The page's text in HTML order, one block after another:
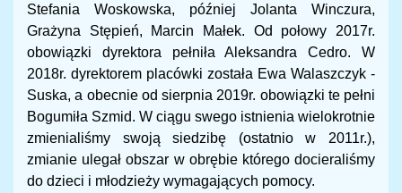
Stefania Woskowska, później Jolanta Winczura,
Grażyna Stępień, Marcin Małek. Od połowy 2017r.
obowiązki dyrektora pełniła Aleksandra Cedro. W
2018r. dyrektorem placówki została Ewa Walaszczyk -
Suska, a obecnie od sierpnia 2019r. obowiązki te pełni
Bogumiła Szmid. W ciągu swego istnienia wielokrotnie
zmienialiśmy swoją siedzibę (ostatnio w 2011r.),
zmianie ulegał obszar w obrębie którego docieraliśmy
do dzieci i młodzieży wymagających pomocy.